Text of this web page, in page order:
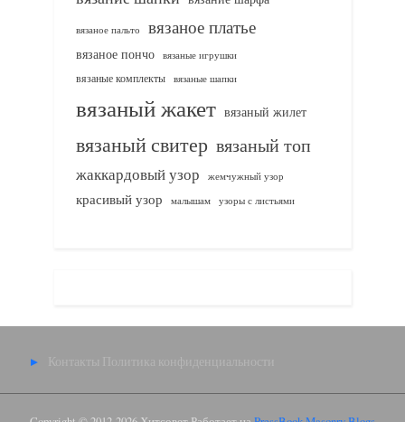
вязаное пальто вязаное платье
вязаное пончо вязаные игрушки
вязаные комплекты
вязаные шапки
вязаный жакет вязаный жилет
вязаный свитер вязаный топ
жаккардовый узор жемчужный узор
красивый узор малышам узоры с листьями
Контакты Политика конфиденциальности